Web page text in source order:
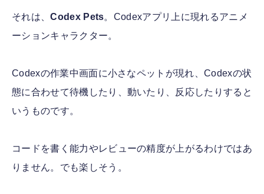
それは、Codex Pets。Codexアプリ上に現れるアニメ
ーションキャラクター。
Codexの作業中画面に小さなペットが現れ、Codexの状
態に合わせて待機したり、動いたり、反応したりすると
いうものです。
コードを書く能力やレビューの精度が上がるわけではあ
りません。でも楽しそう。